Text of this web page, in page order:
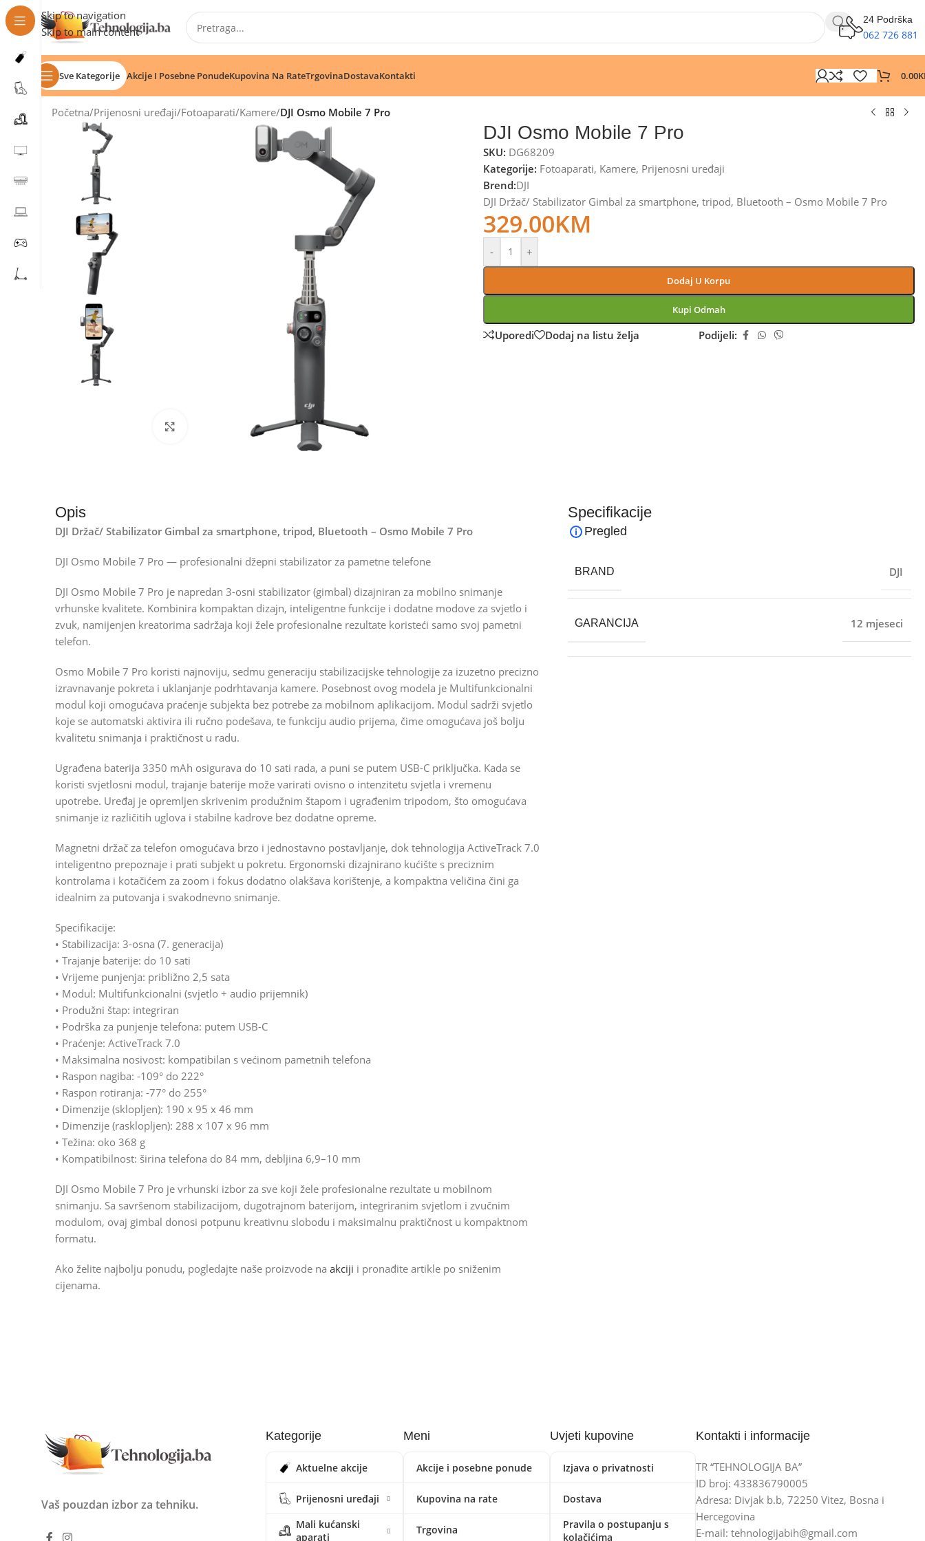
Skip to navigation
Skip to main content
24 Podrška
062 726 881
Sve Kategorije Akcije I Posebne PonudeKupovina Na RateTrgovinaDostavaKontakti 0.00
Početna/Prijenosni uređaji/Fotoaparati/Kamere/DJI Osmo Mobile 7 Pro
Kliknite za uvećanje
DJI Osmo Mobile 7 Pro
SKU: DG68209
Kategorije: Fotoaparati, Kamere, Prijenosni uređaji
Brend:DJI
DJI Držač/ Stabilizator Gimbal za smartphone, tripod, Bluetooth – Osmo Mobile 7 Pro
329.00KM
- +
Dodaj U Korpu
Kupi Odmah
Uporedi Dodaj na listu želja Podijeli:
Opis
DJI Držač/ Stabilizator Gimbal za smartphone, tripod, Bluetooth – Osmo Mobile 7 Pro
DJI Osmo Mobile 7 Pro — profesionalni džepni stabilizator za pametne telefone
DJI Osmo Mobile 7 Pro je napredan 3-osni stabilizator (gimbal) dizajniran za mobilno snimanje
vrhunske kvalitete. Kombinira kompaktan dizajn, inteligentne funkcije i dodatne modove za svjetlo i
zvuk, namijenjen kreatorima sadržaja koji žele profesionalne rezultate koristeći samo svoj pametni
telefon.
Osmo Mobile 7 Pro koristi najnoviju, sedmu generaciju stabilizacijske tehnologije za izuzetno precizno
izravnavanje pokreta i uklanjanje podrhtavanja kamere. Posebnost ovog modela je Multifunkcionalni
modul koji omogućava praćenje subjekta bez potrebe za mobilnom aplikacijom. Modul sadrži svjetlo
koje se automatski aktivira ili ručno podešava, te funkciju audio prijema, čime omogućava još bolju
kvalitetu snimanja i praktičnost u radu.
Ugrađena baterija 3350 mAh osigurava do 10 sati rada, a puni se putem USB-C priključka. Kada se
koristi svjetlosni modul, trajanje baterije može varirati ovisno o intenzitetu svjetla i vremenu
upotrebe. Uređaj je opremljen skrivenim produžnim štapom i ugrađenim tripodom, što omogućava
snimanje iz različitih uglova i stabilne kadrove bez dodatne opreme.
Magnetni držač za telefon omogućava brzo i jednostavno postavljanje, dok tehnologija ActiveTrack 7.0
inteligentno prepoznaje i prati subjekt u pokretu. Ergonomski dizajnirano kućište s preciznim
kontrolama i kotačićem za zoom i fokus dodatno olakšava korištenje, a kompaktna veličina čini ga
idealnim za putovanja i svakodnevno snimanje.
Specifikacije:
• Stabilizacija: 3-osna (7. generacija)
• Trajanje baterije: do 10 sati
• Vrijeme punjenja: približno 2,5 sata
• Modul: Multifunkcionalni (svjetlo + audio prijemnik)
• Produžni štap: integriran
• Podrška za punjenje telefona: putem USB-C
• Praćenje: ActiveTrack 7.0
• Maksimalna nosivost: kompatibilan s većinom pametnih telefona
• Raspon nagiba: -109° do 222°
• Raspon rotiranja: -77° do 255°
• Dimenzije (sklopljen): 190 x 95 x 46 mm
• Dimenzije (rasklopljen): 288 x 107 x 96 mm
• Težina: oko 368 g
• Kompatibilnost: širina telefona do 84 mm, debljina 6,9–10 mm
DJI Osmo Mobile 7 Pro je vrhunski izbor za sve koji žele profesionalne rezultate u mobilnom
snimanju. Sa savršenom stabilizacijom, dugotrajnom baterijom, integriranim svjetlom i zvučnim
modulom, ovaj gimbal donosi potpunu kreativnu slobodu i maksimalnu praktičnost u kompaktnom
formatu.
Ako želite najbolju ponudu, pogledajte naše proizvode na akciji i pronađite artikle po sniženim
cijenama.
Specifikacije
Pregled
BRAND DJI
GARANCIJA 12 mjeseci
Vaš pouzdan izbor za tehniku.
Kategorije
Aktuelne akcije
Prijenosni uređaji
Mali kućanski
aparati
Meni
Akcije i posebne ponude
Kupovina na rate
Trgovina
Uvjeti kupovine
Izjava o privatnosti
Dostava
Pravila o postupanju s
kolačićima
Kontakti i informacije
TR “TEHNOLOGIJA BA”
ID broj: 433836790005
Adresa: Divjak b.b, 72250 Vitez, Bosna i
Hercegovina
E-mail: tehnologijabih@gmail.com